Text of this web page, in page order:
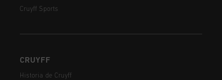
Cruyff Sports
CRUYFF
Historia de Cruyff